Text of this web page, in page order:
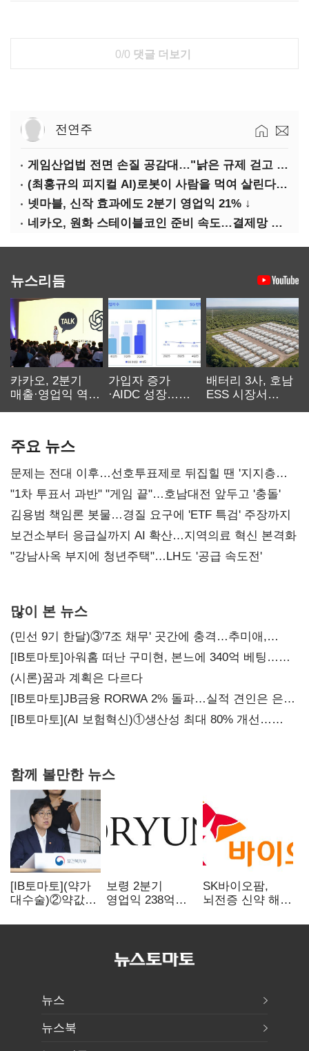
0/0 댓글 더보기
전연주
게임산업법 전면 손질 공감대…"낡은 규제 걷고 안전장치 촘촘히 해야"
(최홍규의 피지컬 AI)로봇이 사람을 먹여 살린다, 그런데 언제 먹여야 할지는 모른다
넷마블, 신작 효과에도 2분기 영업익 21% ↓
네카오, 원화 스테이블코인 준비 속도…결제망 안전장치 확보 과제
뉴스리듬
카카오, 2분기
매출·영업익 역대
가입자 증가
·AIDC 성장…
배터리 3사, 호남
ESS 시장서
주요 뉴스
문제는 전대 이후…선호투표제로 뒤집힐 땐 '지지층
불복'
"1차 투표서 과반" "게임 끝"…호남대전 앞두고 '충돌'
김용범 책임론 봇물…경질 요구에 'ETF 특검' 주장까지
보건소부터 응급실까지 AI 확산…지역의료 혁신 본격화
"강남사옥 부지에 청년주택"…LH도 '공급 속도전'
많이 본 뉴스
(민선 9기 한달)③'7조 채무' 곳간에 충격…추미애,
20년만에 '비상재정' 선언 승부수
[IB토마토]아워홈 떠난 구미현, 본느에 340억 베팅…
가족 지배체제 구축
(시론)꿈과 계획은 다르다
[IB토마토]JB금융 RORWA 2% 돌파…실적 견인은 은행
아닌 캐피탈
[IB토마토](AI 보험혁신)①생산성 최대 80% 개선…
함께 볼만한 뉴스
[IB토마토](약가
대수술)②약값
축소…제약업계
보령 2분기
영업익 238억…
SK바이오팜,
뇌전증 신약 해외
차세대 신약 개발
뉴스
뉴스북